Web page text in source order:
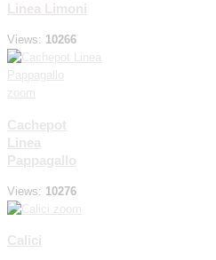
Linea Limoni
Views: 10266
zoom
Cachepot
Linea
Pappagallo
Views: 10276
zoom
Calici